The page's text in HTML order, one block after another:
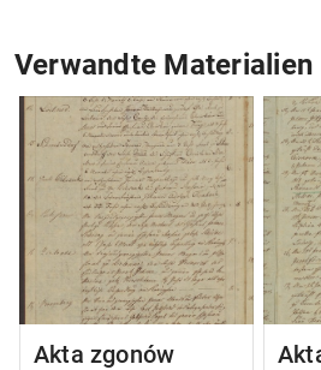
Verwandte Materialien
Akta zgonów